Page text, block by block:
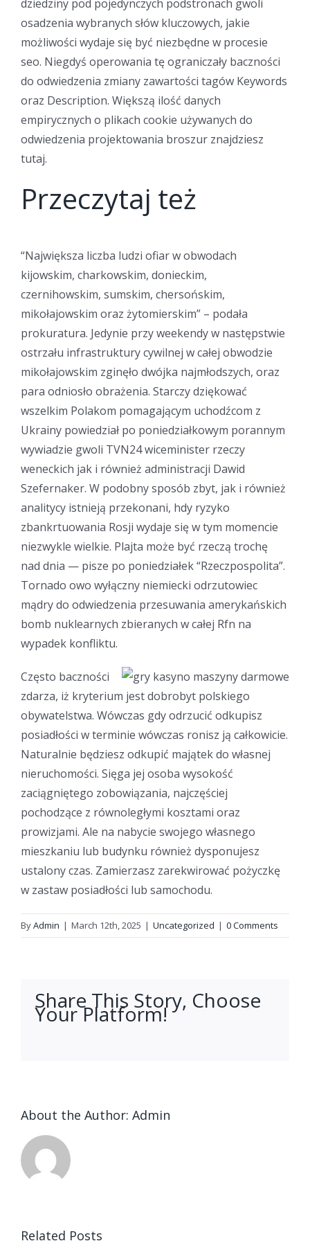
dziedziny pod pojedynczych podstronach gwoli
osadzenia wybranych słów kluczowych, jakie
możliwości wydaje się być niezbędne w procesie
seo. Niegdyś operowania tę ograniczały baczności
do odwiedzenia zmiany zawartości tagów Keywords
oraz Description. Większą ilość danych
empirycznych o plikach cookie używanych do
odwiedzenia projektowania broszur znajdziesz
tutaj.
Przeczytaj też
“Największa liczba ludzi ofiar w obwodach
kijowskim, charkowskim, donieckim,
czernihowskim, sumskim, chersońskim,
mikołajowskim oraz żytomierskim” – podała
prokuratura. Jedynie przy weekendy w następstwie
ostrzału infrastruktury cywilnej w całej obwodzie
mikołajowskim zginęło dwójka najmłodszych, oraz
para odniosło obrażenia. Starczy dziękować
wszelkim Polakom pomagającym uchodźcom z
Ukrainy powiedział po poniedziałkowym porannym
wywiadzie gwoli TVN24 wiceminister rzeczy
weneckich jak i również administracji Dawid
Szefernaker. W podobny sposób zbyt, jak i również
analitycy istnieją przekonani, hdy ryzyko
zbankrtuowania Rosji wydaje się w tym momencie
niezwykle wielkie. Plajta może być rzeczą trochę
nad dnia — pisze po poniedziałek “Rzeczpospolita”.
Tornado owo wyłączny niemiecki odrzutowiec
mądry do odwiedzenia przesuwania amerykańskich
bomb nuklearnych zbieranych w całej Rfn na
wypadek konfliktu.
Często baczności
zdarza, iż kryterium jest dobrobyt polskiego
obywatelstwa. Wówczas gdy odrzucić odkupisz
posiadłości w terminie wówczas ronisz ją całkowicie.
Naturalnie będziesz odkupić majątek do własnej
nieruchomości. Sięga jej osoba wysokość
zaciągniętego zobowiązania, najczęściej
pochodzące z równoległymi kosztami oraz
prowizjami. Ale na nabycie swojego własnego
mieszkaniu lub budynku również dysponujesz
ustalony czas. Zamierzasz zarekwirować pożyczkę
w zastaw posiadłości lub samochodu.
ByAdmin | March 12th, 2025 | Uncategorized | 0 Comments
Share This Story, Choose
Your Platform!
About the Author: Admin
Related Postsbeing